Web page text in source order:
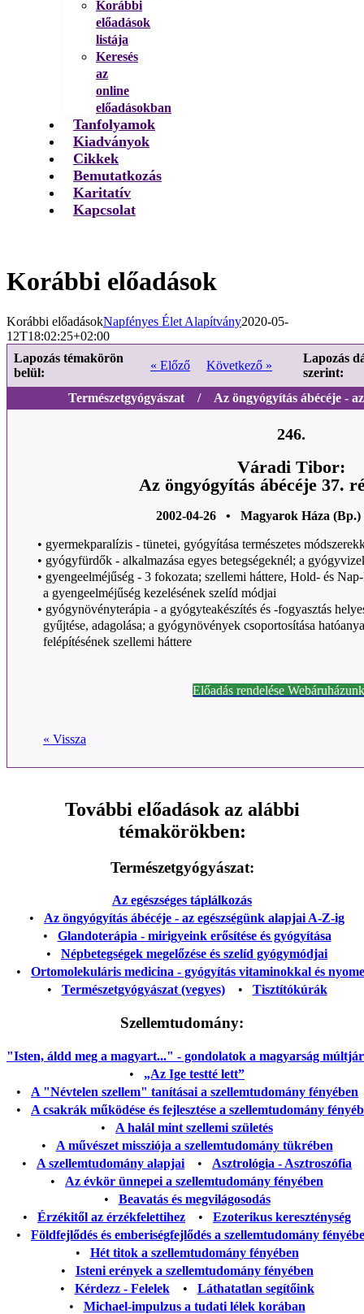
Korábbi
előadások
listája
Keresés
az
online
előadásokban
Tanfolyamok
Kiadványok
Cikkek
Bemutatkozás
Karitatív
Kapcsolat
Korábbi előadások
Korábbi előadásokNapfényes Élet Alapítvány2020-05-
12T18:02:25+02:00
Lapozás témakörön
belül:
« Előző Következő »
Lapozás
szerint:
Természetgyógyászat / Az öngyógyítás ábécéje -
246.
Váradi Tibor:
Az öngyógyítás ábécéje 37.
2002-04-26 • Magyarok Háza
• gyermekparalízis - tünetei, gyógyítása természetes
• gyógyfürdők - alkalmazása egyes betegségeknél; a
• gyengeelméjűség - 3 fokozata; szellemi háttere, Hold- és
a gyengeelméjűség kezelésének szelíd módjai
• gyógynövényterápia - a gyógyteakészítés és -fogyasztás
gyűjtése, adagolása; a gyógynövények csoportosítása
felépítésének szellemi háttere
Előadás rendelése
« Vissza
További előadások az alábbi
témakörökben:
Természetgyógyászat:
Az egészséges táplálkozás
• Az öngyógyítás ábécéje - az egészségünk alapjai A-Z-ig
• Glandoterápia - mirigyeink erősítése és gyógyítása
• Népbetegségek megelőzése és szelíd gyógymódjai
• Ortomolekuláris medicina - gyógyítás vitaminokkal és
• Természetgyógyászat (vegyes)• Tisztítókúrák
Szellemtudomány:
"Isten, áldd meg a magyart..." - gondolatok a magyarság
• „Az Ige testté lett”
• A "Névtelen szellem" tanításai a szellemtudomány fényében
• A csakrák működése és fejlesztése a szellemtudomány
• A halál mint szellemi születés
• A művészet missziója a szellemtudomány tükrében
• A szellemtudomány alapjai • Asztrológia - Asztroszófia
• Az évkör ünnepei a szellemtudomány fényében
• Beavatás és megvilágosodás
• Érzékitől az érzékfelettihez • Ezoterikus kereszténység
• Földfejlődés és emberiségfejlődés a szellemtudomány
• Hét titok a szellemtudomány fényében
• Isteni erények a szellemtudomány fényében
• Kérdezz - Felelek• Láthatatlan segítőink
• Michael-impulzus a tudati lélek korában